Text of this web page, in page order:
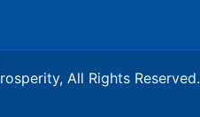
All Rights Reserved.